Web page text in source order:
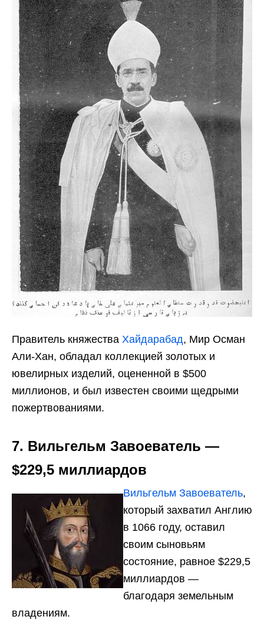
Правитель княжества Хайдарабад, Мир Осман
Али-Хан, обладал коллекцией золотых и
ювелирных изделий, оцененной в $500
миллионов, и был известен своими щедрыми
пожертвованиями.
7. Вильгельм Завоеватель —
$229,5 миллиардов
Вильгельм Завоеватель,
который захватил Англию
в 1066 году, оставил
своим сыновьям
состояние, равное $229,5
миллиардов —
благодаря земельным
владениям.